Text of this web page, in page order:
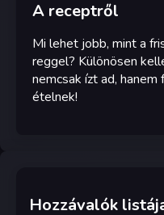
A receptről
Mi lehet jobb, mint a
reggel? Különösen
nemcsak ízt ad,
ételnek!
Hozzávalók